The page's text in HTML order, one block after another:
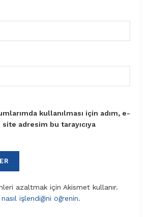
kullanılması için adım, e-
adresim bu tarayıcıya
azaltmak için Akismet kullanır.
işlendiğini öğrenin.